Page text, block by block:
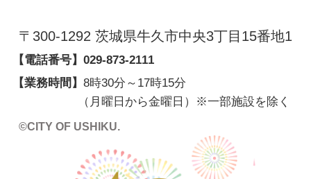
〒300-1292 茨城県牛久市中央3丁目15番地1
【電話番号】 029-873-2111
【業務時間】 8時30分～17時15分
（月曜日から金曜日）※一部施設を除く
©CITY OF USHIKU.